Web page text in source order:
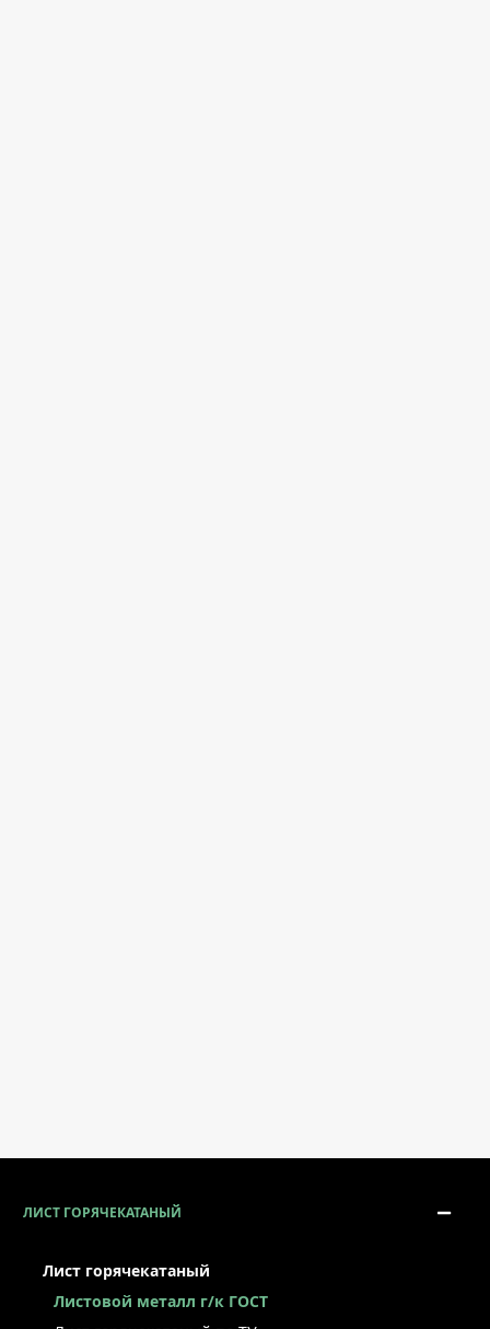
ЛИСТ ГОРЯЧЕКАТАНЫЙ
Лист горячекатаный
Листовой металл г/к ГОСТ